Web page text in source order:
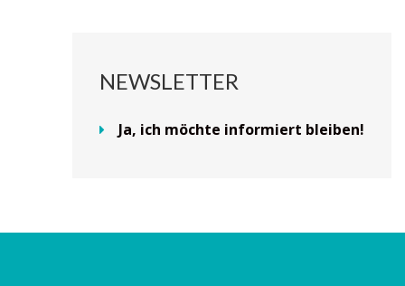
NEWSLETTER
Ja, ich möchte informiert bleiben!